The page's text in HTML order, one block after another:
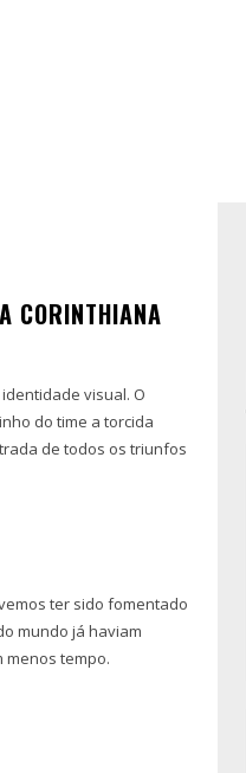
CORINTHIANA
visual. O
do time a torcida
de todos os triunfos
ter sido fomentado
tempo.